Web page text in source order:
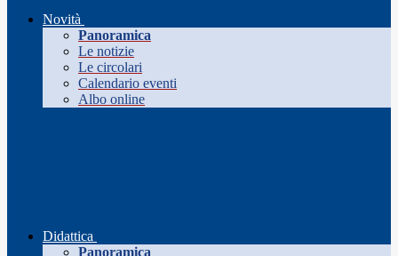
Novità
Panoramica
Le notizie
Le circolari
Calendario eventi
Albo online
Didattica
Panoramica